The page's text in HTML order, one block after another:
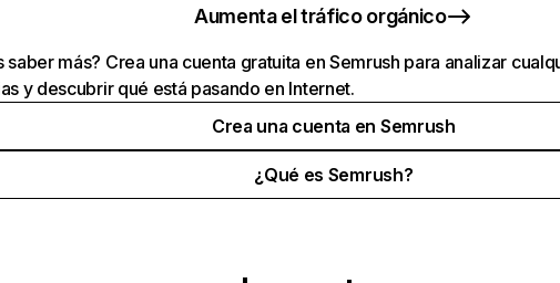
Aumenta el tráfico orgánico
saber más? Crea una cuenta gratuita en Semrush para analizar
y descubrir qué está pasando en Internet.
Crea una cuenta en Semrush
¿Qué es Semrush?